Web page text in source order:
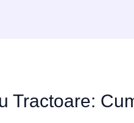
Tractoare: